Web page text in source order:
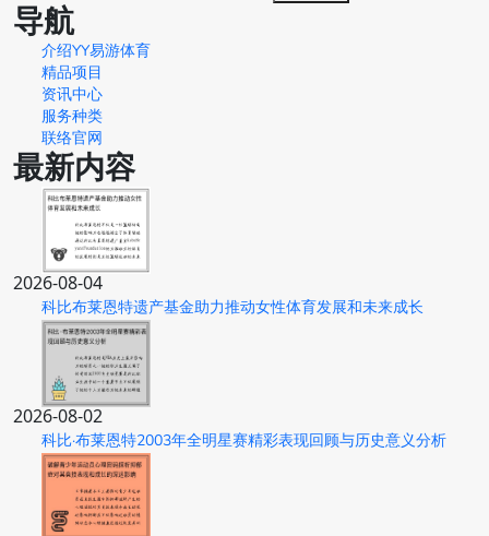
导航
介绍YY易游体育
精品项目
资讯中心
服务种类
联络官网
最新内容
2026-08-04
科比布莱恩特遗产基金助力推动女性体育发展和未来成长
2026-08-02
科比·布莱恩特2003年全明星赛精彩表现回顾与历史意义分析